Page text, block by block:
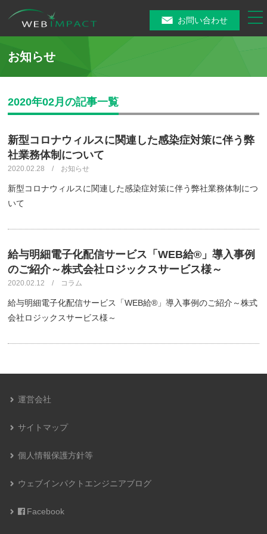
お問い合わせ
お知らせ
2020年02月の記事一覧
新型コロナウィルスに関連した感染症対策に伴う弊
社業務体制について
2020.02.28 / お知らせ
新型コロナウィルスに関連した感染症対策に伴う弊社業務体制につ
いて
給与明細電子化配信サービス「WEB給®️」導入事例
のご紹介～株式会社ロジックスサービス様～
2020.02.12 / コラム
給与明細電子化配信サービス「WEB給®️」導入事例のご紹介～株式
会社ロジックスサービス様～
運営会社
サイトマップ
個人情報保護方針等
ウェブインパクトエンジニアブログ
Facebook